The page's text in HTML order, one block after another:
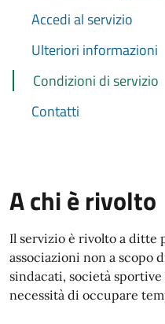
Accedi al servizio
Ulteriori informazioni
Condizioni di servizio
Contatti
A chi è rivolto
Il servizio è rivolto a ditte
associazioni non a
sindacati, società
necessità di occupare